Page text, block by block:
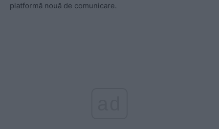
platformă nouă de comunicare.